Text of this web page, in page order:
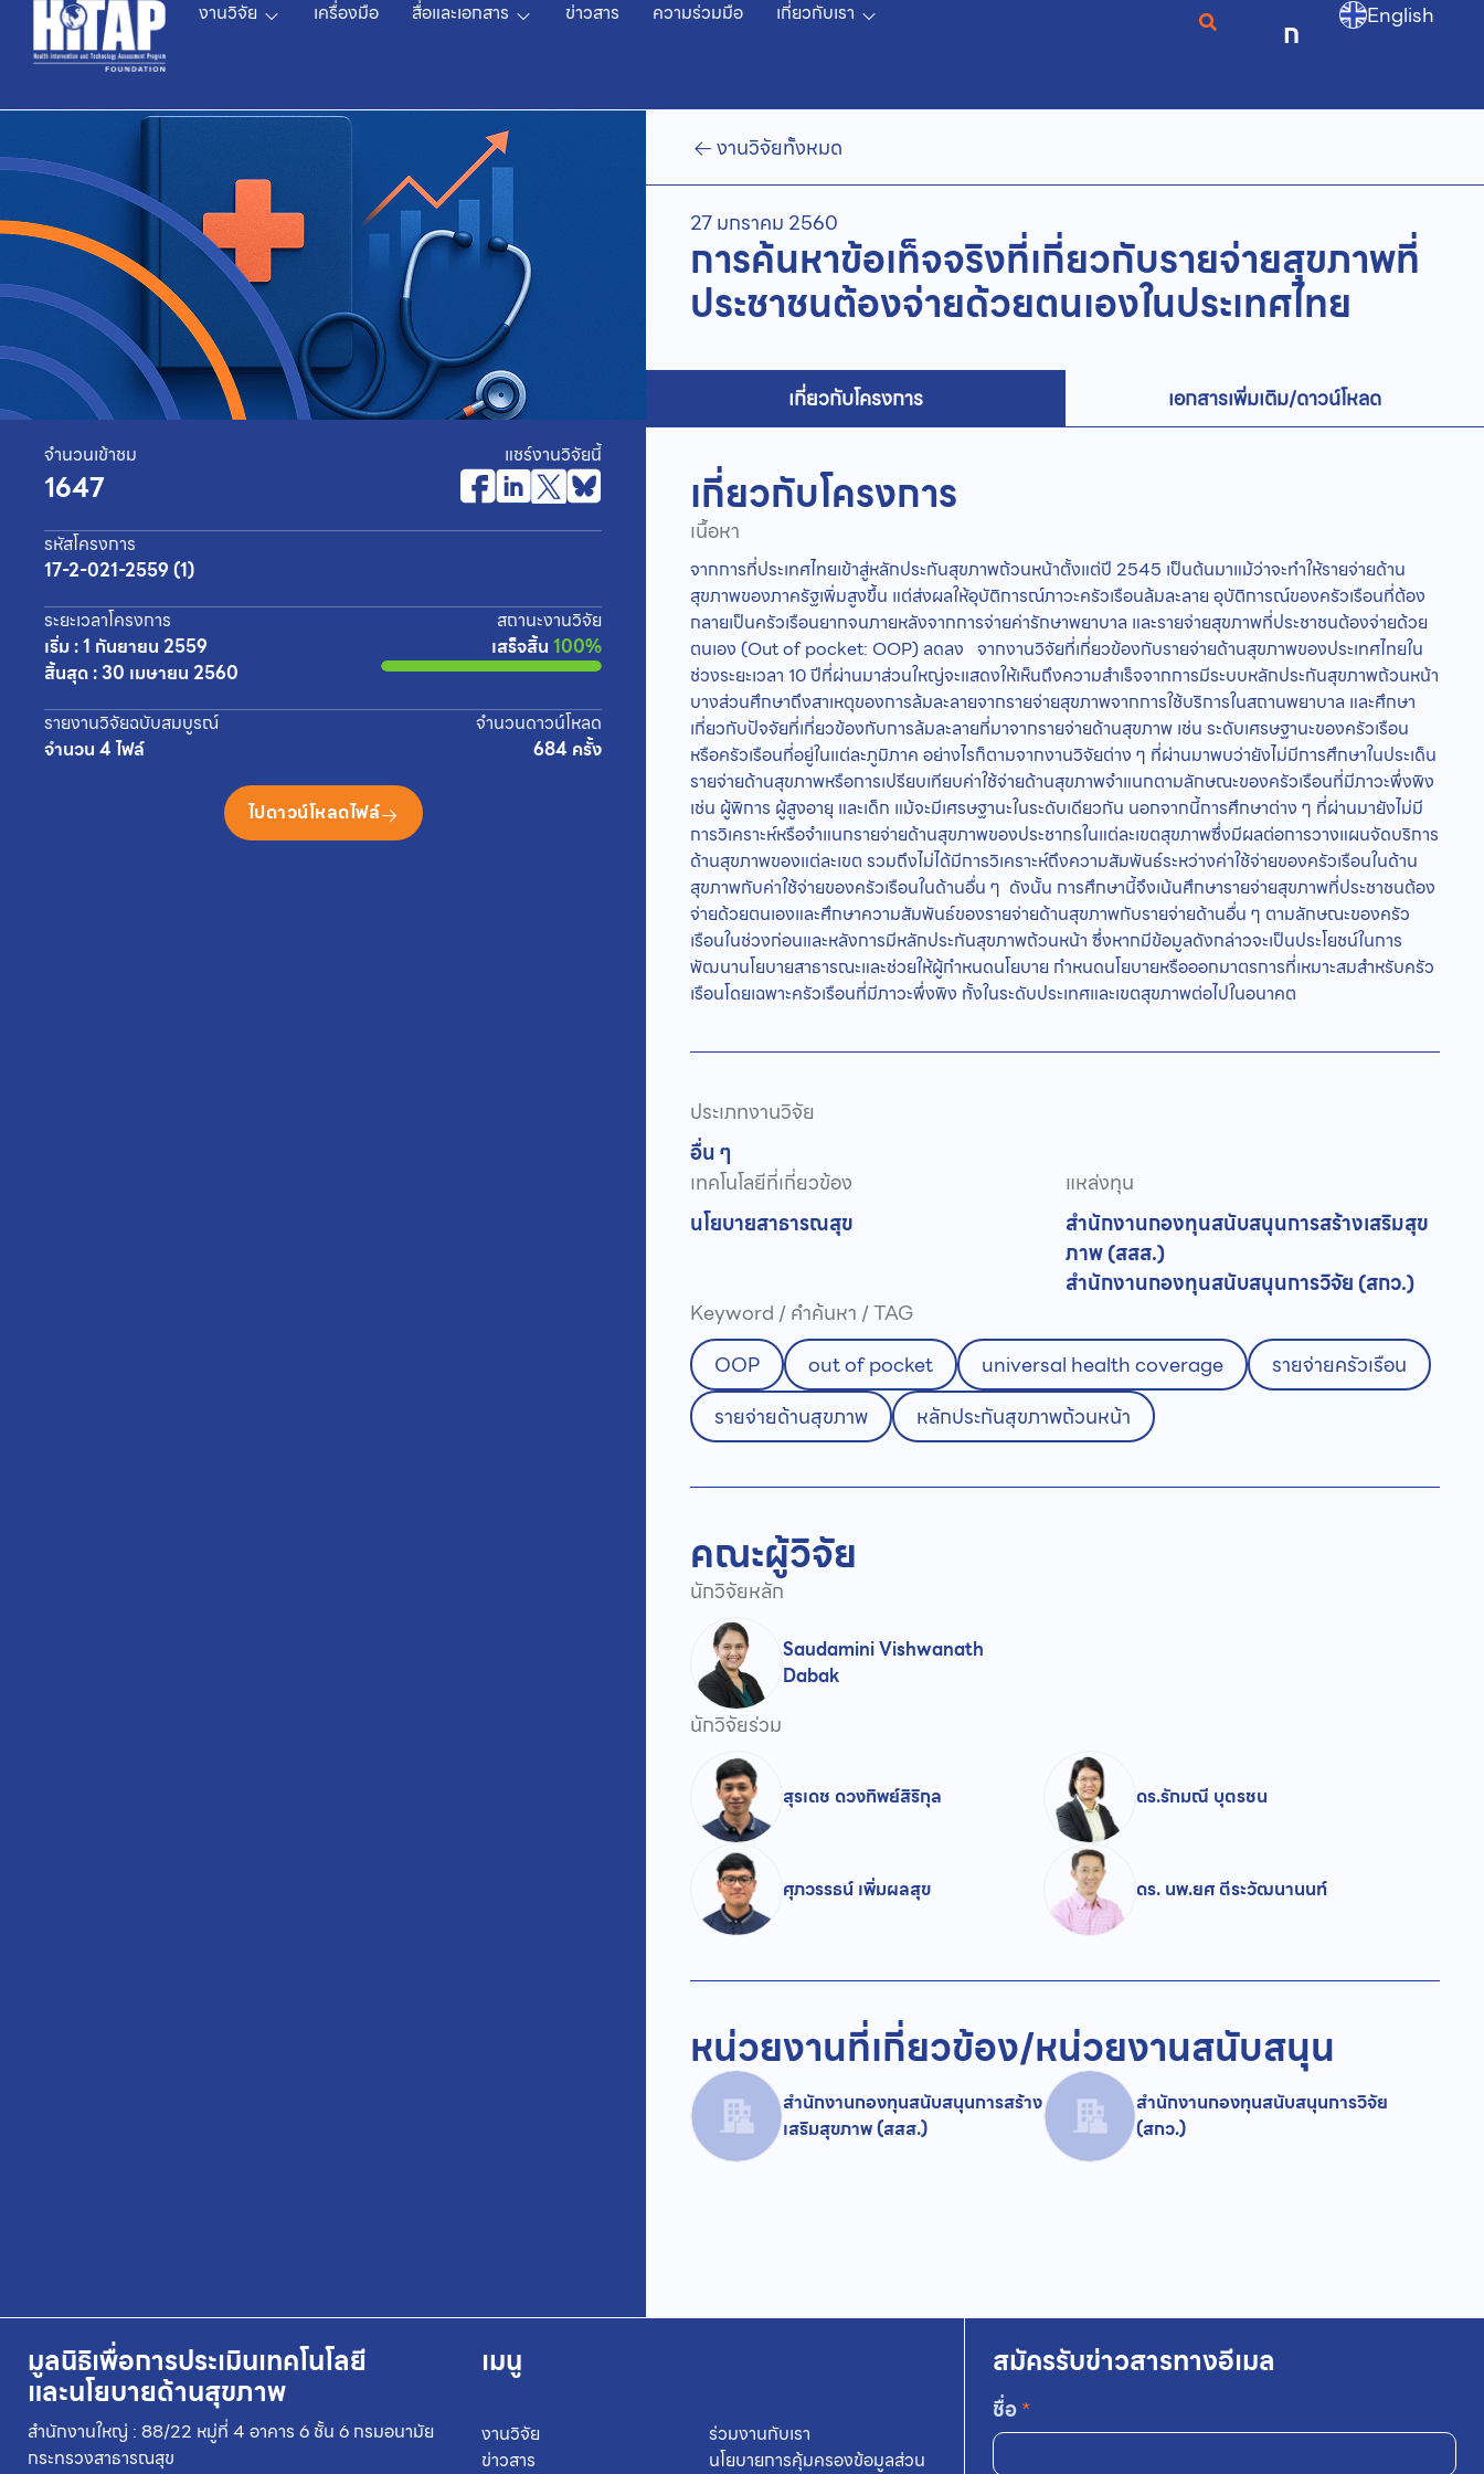
งานวิจัย เครื่องมือ สื่อและเอกสาร ข่าวสาร ความร่วมมือ เกี่ยวกับเรา
ก English
จำนวนเข้าชม
1647
แชร์งานวิจัยนี้
รหัสโครงการ
17-2-021-2559 (1)
ระยะเวลาโครงการ
เริ่ม : 1 กันยายน 2559
สิ้นสุด : 30 เมษายน 2560
สถานะงานวิจัย
เสร็จสิ้น 100%
รายงานวิจัยฉบับสมบูรณ์
จำนวน 4 ไฟล์
จำนวนดาวน์โหลด
684 ครั้ง
ไปดาวน์โหลดไฟล์
งานวิจัยทั้งหมด
27 มกราคม 2560
การค้นหาข้อเท็จจริงที่เกี่ยวกับรายจ่ายสุขภาพที่
ประชาชนต้องจ่ายด้วยตนเองในประเทศไทย
เกี่ยวกับโครงการ เอกสารเพิ่มเติม/ดาวน์โหลด
เกี่ยวกับโครงการ
เนื้อหา
จากการที่ประเทศไทยเข้าสู่หลักประกันสุขภาพถ้วนหน้าตั้งแต่ปี 2545 เป็นต้นมาแม้ว่าจะทำให้รายจ่ายด้าน
สุขภาพของภาครัฐเพิ่มสูงขึ้น แต่ส่งผลให้อุบัติการณ์ภาวะครัวเรือนล้มละลาย อุบัติการณ์ของครัวเรือนที่ต้อง
กลายเป็นครัวเรือนยากจนภายหลังจากการจ่ายค่ารักษาพยาบาล และรายจ่ายสุขภาพที่ประชาชนต้องจ่ายด้วย
ตนเอง (Out of pocket: OOP) ลดลง จากงานวิจัยที่เกี่ยวข้องกับรายจ่ายด้านสุขภาพของประเทศไทยใน
ช่วงระยะเวลา 10 ปีที่ผ่านมาส่วนใหญ่จะแสดงให้เห็นถึงความสำเร็จจากการมีระบบหลักประกันสุขภาพถ้วนหน้า
บางส่วนศึกษาถึงสาเหตุของการล้มละลายจากรายจ่ายสุขภาพจากการใช้บริการในสถานพยาบาล และศึกษา
เกี่ยวกับปัจจัยที่เกี่ยวข้องกับการล้มละลายที่มาจากรายจ่ายด้านสุขภาพ เช่น ระดับเศรษฐานะของครัวเรือน
หรือครัวเรือนที่อยู่ในแต่ละภูมิภาค อย่างไรก็ตามจากงานวิจัยต่าง ๆ ที่ผ่านมาพบว่ายังไม่มีการศึกษาในประเด็น
รายจ่ายด้านสุขภาพหรือการเปรียบเทียบค่าใช้จ่ายด้านสุขภาพจำแนกตามลักษณะของครัวเรือนที่มีภาวะพึ่งพิง
เช่น ผู้พิการ ผู้สูงอายุ และเด็ก แม้จะมีเศรษฐานะในระดับเดียวกัน นอกจากนี้การศึกษาต่าง ๆ ที่ผ่านมายังไม่มี
การวิเคราะห์หรือจำแนกรายจ่ายด้านสุขภาพของประชากรในแต่ละเขตสุขภาพซึ่งมีผลต่อการวางแผนจัดบริการ
ด้านสุขภาพของแต่ละเขต รวมถึงไม่ได้มีการวิเคราะห์ถึงความสัมพันธ์ระหว่างค่าใช้จ่ายของครัวเรือนในด้าน
สุขภาพกับค่าใช้จ่ายของครัวเรือนในด้านอื่น ๆ ดังนั้น การศึกษานี้จึงเน้นศึกษารายจ่ายสุขภาพที่ประชาชนต้อง
จ่ายด้วยตนเองและศึกษาความสัมพันธ์ของรายจ่ายด้านสุขภาพกับรายจ่ายด้านอื่น ๆ ตามลักษณะของครัว
เรือนในช่วงก่อนและหลังการมีหลักประกันสุขภาพถ้วนหน้า ซึ่งหากมีข้อมูลดังกล่าวจะเป็นประโยชน์ในการ
พัฒนานโยบายสาธารณะและช่วยให้ผู้กำหนดนโยบาย กำหนดนโยบายหรือออกมาตรการที่เหมาะสมสำหรับครัว
เรือนโดยเฉพาะครัวเรือนที่มีภาวะพึ่งพิง ทั้งในระดับประเทศและเขตสุขภาพต่อไปในอนาคต
ประเภทงานวิจัย
อื่น ๆ
เทคโนโลยีที่เกี่ยวข้อง
นโยบายสาธารณสุข
แหล่งทุน
สำนักงานกองทุนสนับสนุนการสร้างเสริมสุข
ภาพ (สสส.)
สำนักงานกองทุนสนับสนุนการวิจัย (สกว.)
Keyword / คำค้นหา / TAG
OOP
out of pocket universal health coverage
รายจ่ายครัวเรือน
รายจ่ายด้านสุขภาพ
หลักประกันสุขภาพถ้วนหน้า
คณะผู้วิจัย
นักวิจัยหลัก
Saudamini Vishwanath
Dabak
นักวิจัยร่วม
สุรเดช ดวงทิพย์สิริกุล ดร.รักมณี บุตรชน
ศุภวรรธน์ เพิ่มผลสุข ดร. นพ.ยศ ตีระวัฒนานนท์
หน่วยงานที่เกี่ยวข้อง/หน่วยงานสนับสนุน
สำนักงานกองทุนสนับสนุนการสร้าง
เสริมสุขภาพ (สสส.)
สำนักงานกองทุนสนับสนุนการวิจัย
(สกว.)
มูลนิธิเพื่อการประเมินเทคโนโลยี
และนโยบายด้านสุขภาพ
สำนักงานใหญ่ : 88/22 หมู่ที่ 4 อาคาร 6 ชั้น 6 กรมอนามัย
กระทรวงสาธารณสุข
เมนู
งานวิจัย
ข่าวสาร
ร่วมงานกับเรา
นโยบายการคุ้มครองข้อมูลส่วน
สมัครรับข่าวสารทางอีเมล
ชื่อ*